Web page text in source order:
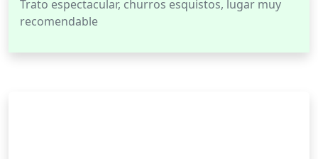
Trato espectacular, churros esquistos, lugar muy
recomendable